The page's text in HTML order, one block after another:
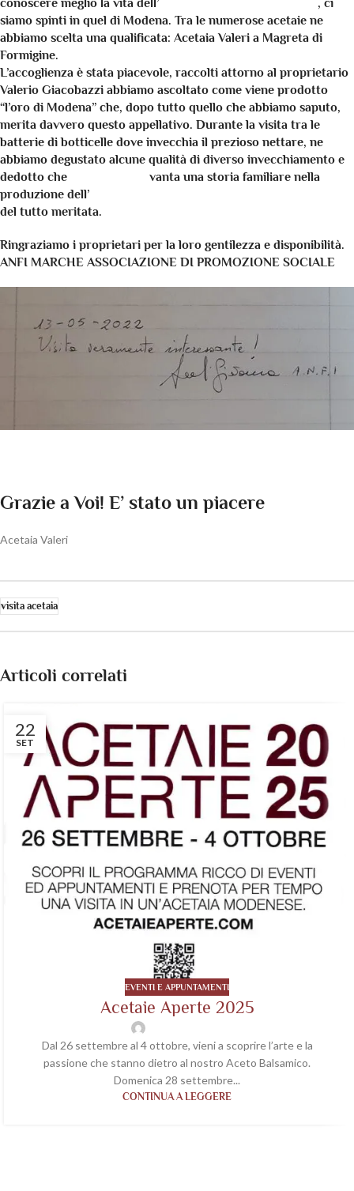
conoscere meglio la vita dell’
, ci
siamo spinti in quel di Modena. Tra le numerose acetaie ne
abbiamo scelta una qualificata: Acetaia Valeri a Magreta di
Formigine.
L’accoglienza è stata piacevole, raccolti attorno al proprietario
Valerio Giacobazzi abbiamo ascoltato come viene prodotto
“l’oro di Modena” che, dopo tutto quello che abbiamo saputo,
merita davvero questo appellativo. Durante la visita tra le
batterie di botticelle dove invecchia il prezioso nettare, ne
abbiamo degustato alcune qualità di diverso invecchiamento e
dedotto che
vanta una storia familiare nella
produzione dell’
del tutto meritata.
Ringraziamo i proprietari per la loro gentilezza e disponibilità.
ANFI MARCHE ASSOCIAZIONE DI PROMOZIONE SOCIALE
Grazie a Voi! E’ stato un piacere
Acetaia Valeri
visita acetaia
Articoli correlati
22
SET
EVENTI E APPUNTAMENTI
Acetaie Aperte 2025
wp-acetaiavaleri
Dal 26 settembre al 4 ottobre, vieni a scoprire l’arte e la
passione che stanno dietro al nostro Aceto Balsamico.
Domenica 28 settembre...
CONTINUA A LEGGERE